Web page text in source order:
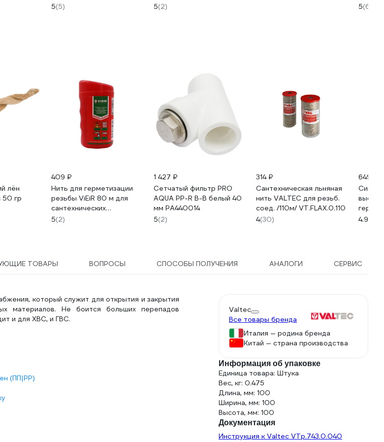
1/2
ВАЛФ-РУС 10144232
5(5)
ВАЛФ-РУС 10144132
5(2)
ВАЛФ-
5(6)
лён
50 гр
409 ₽
Нить для герметизации
резьбы ViEiR 80 м для
сантехнических
соединений VTL80
5(2)
1 427 ₽
Сетчатый фильтр PRO
AQUA PP-R В-В белый 40
мм PA440014
5(2)
314 ₽
Сантехническая льняная
нить VALTEC для резьб.
соед. /110м/ VT.FLAX.0.110
4(30)
649 ₽
4.9
ТОВАРЫ ВОПРОСЫ СПОСОБЫ ПОЛУЧЕНИЯ АНАЛОГИ СЕРВИС
который служит для открытия и закрытия
материалов. Не боится больших перепадов
и для ХВС, и ГВС.
(ПП|PP)
Valtec
Все товары бренда
Италия — родина бренда
Китай — страна производства
Информация об упаковке
Единица товара: Штука
Вес, кг: 0.475
Длина, мм: 100
Ширина, мм: 100
Высота, мм: 100
Документация
Инструкция к Valtec VTp.743.0.040